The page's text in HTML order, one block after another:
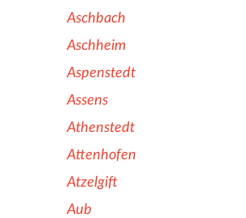
Aschbach
Aschheim
Aspenstedt
Assens
Athenstedt
Attenhofen
Atzelgift
Aub